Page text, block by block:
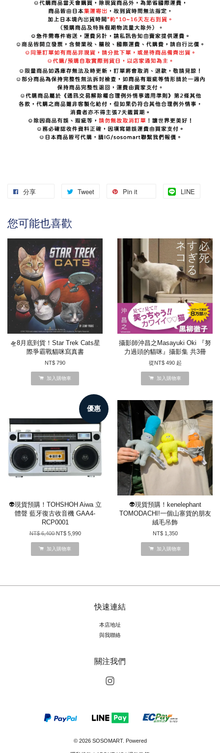
分享 Tweet Pin it LINE
您可能也喜歡
🛸8月底到貨！Star Trek Cats星
際爭霸戰貓咪寫真書
NT$ 790
加入購物車
攝影師沖昌之Masayuki Oki 『努
力過頭的貓咪』攝影集 共3冊
從NT$ 490 起
加入購物車
優惠
👽現貨預購！TOHSHOH Aiwa 立
體聲 藍牙復古收音機 GAA4-
RCP0001
NT$ 6,400NT$ 5,990
加入購物車
👽現貨預購！kenelephant
TOMODACHI!一個山寨貨的朋友
絨毛吊飾
NT$ 1,350
加入購物車
快速連結
本店地址
與我聯絡
關注我們
© 2026 SOSOMART. Powered